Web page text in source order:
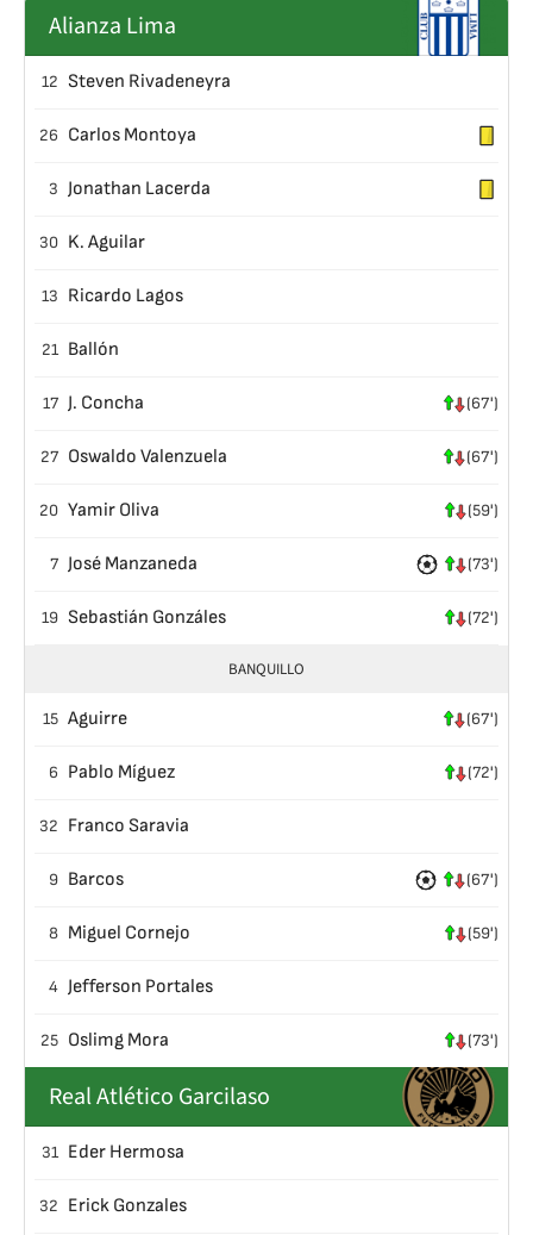
Alianza Lima
12 Steven Rivadeneyra
26 Carlos Montoya
3 Jonathan Lacerda
30 K. Aguilar
13 Ricardo Lagos
21 Ballón
17 J. Concha (67')
27 Oswaldo Valenzuela (67')
20 Yamir Oliva (59')
7 José Manzaneda (73')
19 Sebastián Gonzáles (72')
BANQUILLO
15 Aguirre (67')
6 Pablo Míguez (72')
32 Franco Saravia
9 Barcos (67')
8 Miguel Cornejo (59')
4 Jefferson Portales
25 Oslimg Mora (73')
Real Atlético Garcilaso
31 Eder Hermosa
32 Erick Gonzales